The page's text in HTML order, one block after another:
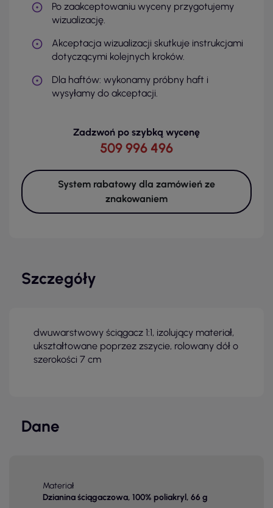
Po zaakceptowaniu wyceny przygotujemy
wizualizację.
Akceptacja wizualizacji skutkuje instrukcjami
dotyczącymi kolejnych kroków.
Dla haftów: wykonamy próbny haft i
wysyłamy do akceptacji.
Zadzwoń po szybką wycenę
509 996 496
System rabatowy dla zamówień ze
znakowaniem
Szczegóły
dwuwarstwowy ściągacz 1:1, izolujący materiał,
ukształtowane poprzez zszycie, rolowany dół o
szerokości 7 cm
Dane
Materiał
Dzianina ściągaczowa, 100% poliakryl, 66 g